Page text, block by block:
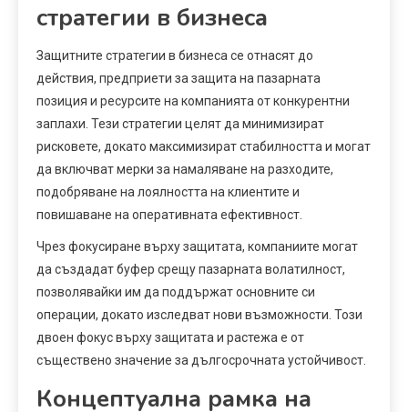
стратегии в бизнеса
Защитните стратегии в бизнеса се отнасят до
действия, предприети за защита на пазарната
позиция и ресурсите на компанията от конкурентни
заплахи. Тези стратегии целят да минимизират
рисковете, докато максимизират стабилността и могат
да включват мерки за намаляване на разходите,
подобряване на лоялността на клиентите и
повишаване на оперативната ефективност.
Чрез фокусиране върху защитата, компаниите могат
да създадат буфер срещу пазарната волатилност,
позволявайки им да поддържат основните си
операции, докато изследват нови възможности. Този
двоен фокус върху защитата и растежа е от
съществено значение за дългосрочната устойчивост.
Концептуална рамка на